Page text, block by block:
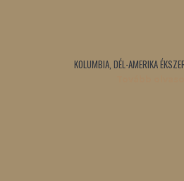
KOLUMBIA, DÉL-AMERIKA